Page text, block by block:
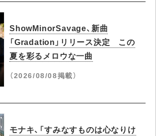
ShowMinorSavage、新曲
「Gradation」リリース決定 この
夏を彩るメロウな一曲
（2026/08/08掲載）
モナキ、「すみなすものは心なりけ